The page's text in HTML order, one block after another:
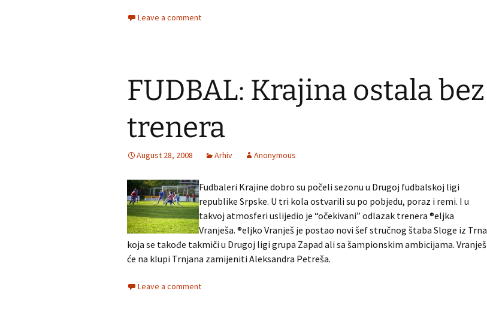
Leave a comment
FUDBAL: Krajina ostala bez
trenera
August 28, 2008 Arhiv Anonymous
Fudbaleri Krajine dobro su počeli sezonu u Drugoj fudbalskoj ligi
republike Srpske. U tri kola ostvarili su po pobjedu, poraz i remi. I u
takvoj atmosferi uslijedio je “očekivani” odlazak trenera ®eljka
Vranješa. ®eljko Vranješ je postao novi šef stručnog štaba Sloge iz Trna
koja se takođe takmiči u Drugoj ligi grupa Zapad ali sa šampionskim ambicijama. Vranješ
će na klupi Trnjana zamijeniti Aleksandra Petreša.
Leave a comment